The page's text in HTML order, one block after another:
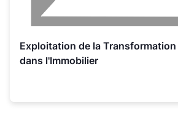
Exploitation de la
dans l'Immobilier